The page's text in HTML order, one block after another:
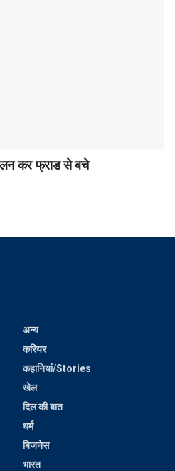
कर फ्राड से बचे
अन्य
करियर
कहानियां/Stories
खेल
दिल की बात
धर्म
बिजनेस
भारत